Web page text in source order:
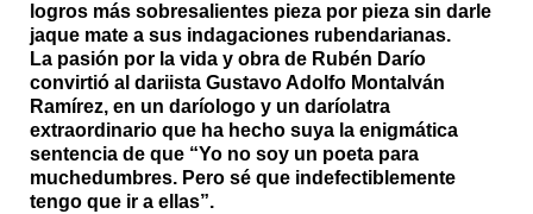
logros más sobresalientes pieza por pieza sin darle
jaque mate a sus indagaciones rubendarianas.
La pasión por la vida y obra de Rubén Darío
convirtió al dariista Gustavo Adolfo Montalván
Ramírez, en un daríologo y un daríolatra
extraordinario que ha hecho suya la enigmática
sentencia de que “Yo no soy un poeta para
muchedumbres. Pero sé que indefectiblemente
tengo que ir a ellas”.